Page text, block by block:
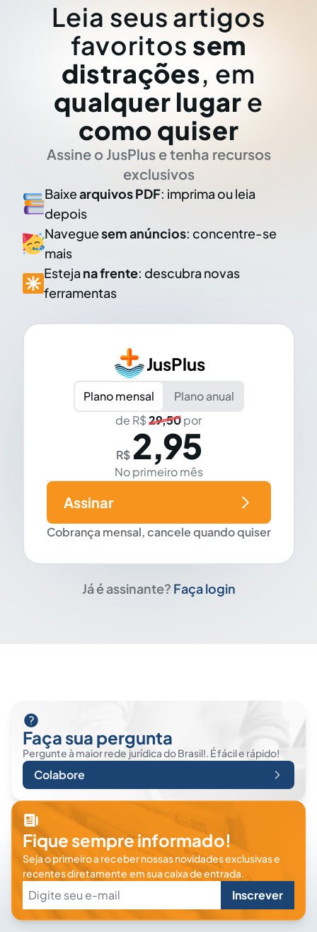
Leia seus artigos
favoritos sem
distrações, em
qualquer lugar e
como quiser
Assine o JusPlus e tenha recursos
exclusivos
Baixearquivos PDF: imprima ou leia
depois
Naveguesem anúncios: concentre-se
mais
Esteja na frente: descubra novas
ferramentas
JusPlus
Plano mensal
Plano anual
de R$29,50por
R$ 2,95
No primeiro mês
Cobrança mensal, cancele quando quiser
Assinar
Já é assinante? Faça login
Faça sua pergunta
Pergunte à maior rede jurídica do Brasil!. É fácil e rápido!
Colabore
Fique sempre informado!
Seja o primeiro a receber nossas novidades exclusivas e
recentes diretamente em sua caixa de entrada.
Inscrever